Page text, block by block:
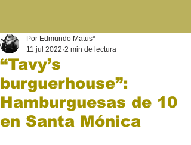
“Tavy’s
burguerhouse”:
Hamburguesas de 10
en Santa Mónica
Por Edmundo Matus*
11 jul 2022 2 min de lectura